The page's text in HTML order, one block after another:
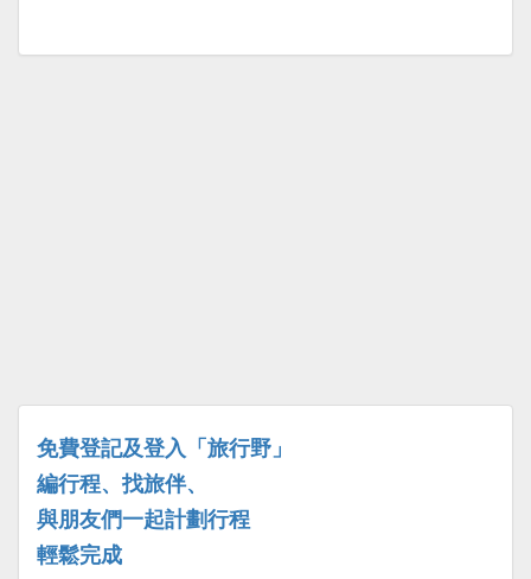
免費登記及登入「旅行野」
編行程、找旅伴、
與朋友們一起計劃行程
輕鬆完成